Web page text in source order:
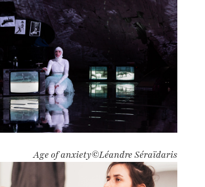
Age of anxiety©Léandre Séraïdaris